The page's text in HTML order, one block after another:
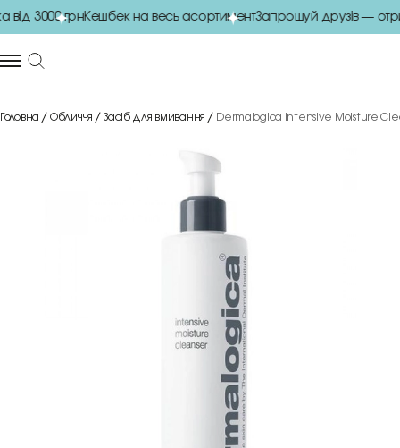
3000 грнКешбек на весь асортиментЗапрошуй друзів —
Головна Обличчя Засіб для вмивання Dermalogica Intensive Moisture